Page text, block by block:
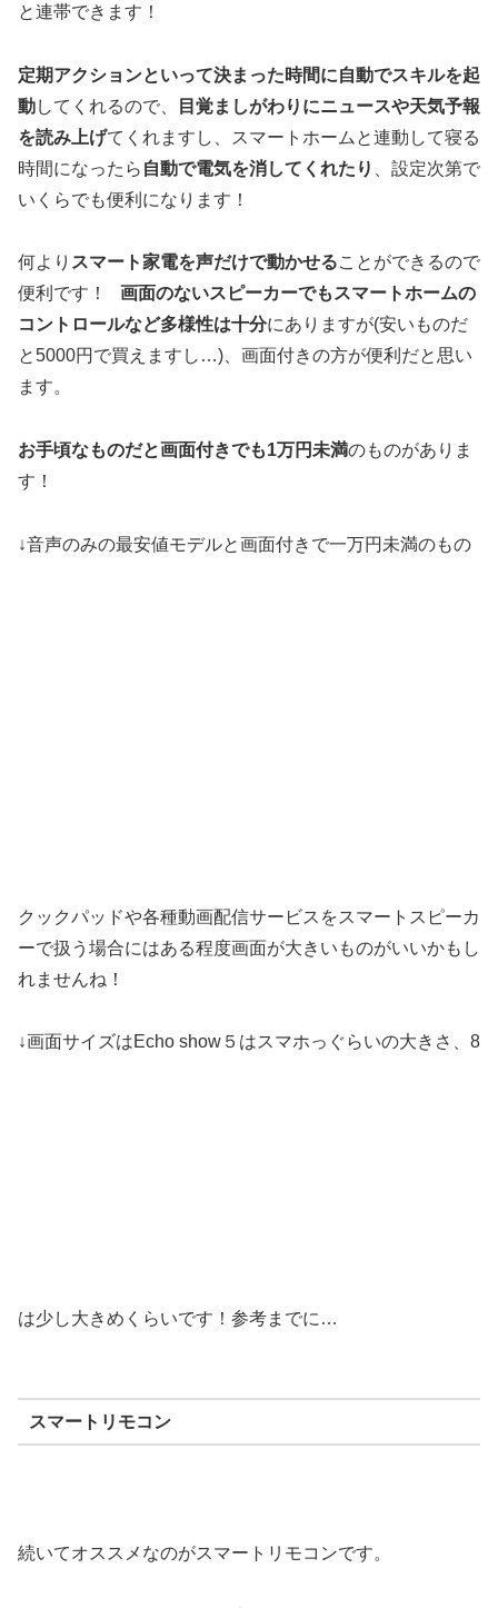
と連帯できます！
定期アクションといって決まった時間に自動でスキルを起
動してくれるので、
目覚ましがわりにニュースや天気予報
を読み上げてくれますし、スマートホームと連動して寝る
時間になったら 自動で電気を消してくれたり
、設定次第で
いくらでも便利になります！
何より スマート家電を声だけで動かせることができるので
便利です！ 画面のないスピーカーでもスマートホームの
コントロールなど多様性は十分にありますが(安いものだ
と5000円で買えますし…)、画面付きの方が便利だと思い
ます。
お手頃なものだと画面付きでも1万円未満のものがありま
す！
↓音声のみの最安値モデルと画面付きで一万円未満のもの
クックパッドや各種動画配信サービスをスマートスピーカ
ーで扱う場合にはある程度画面が大きいものがいいかもし
れませんね！
↓画面サイズはEcho show５はスマホっぐらいの大きさ、8
は少し大きめくらいです！参考までに…
スマートリモコン
続いてオススメなのがスマートリモコンです。